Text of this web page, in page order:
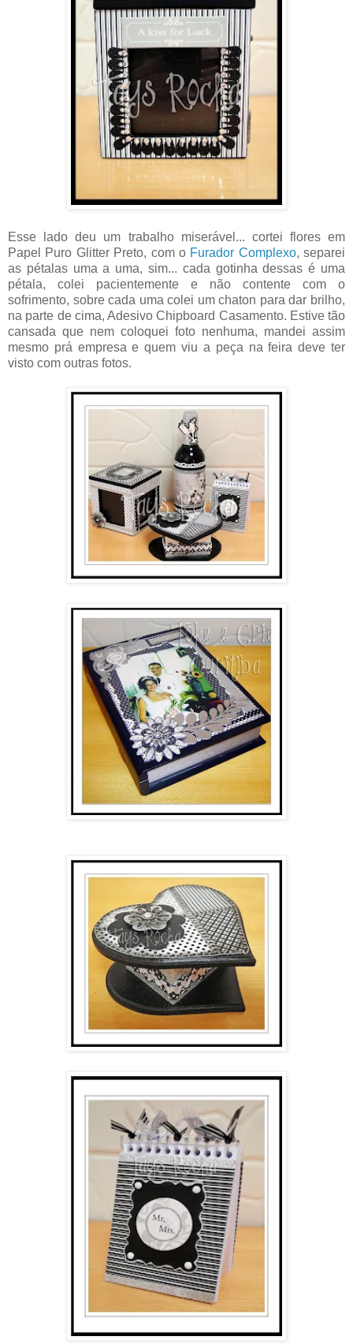
Esse lado deu um trabalho miserável... cortei flores em
Papel Puro Glitter Preto, com o Furador Complexo, separei
as pétalas uma a uma, sim... cada gotinha dessas é uma
pétala, colei pacientemente e não contente com o
sofrimento, sobre cada uma colei um chaton para dar brilho,
na parte de cima, Adesivo Chipboard Casamento. Estive tão
cansada que nem coloquei foto nenhuma, mandei assim
mesmo prá empresa e quem viu a peça na feira deve ter
visto com outras fotos.